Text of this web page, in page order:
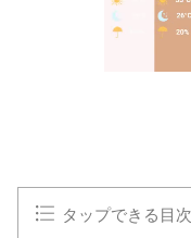
タップできる目次